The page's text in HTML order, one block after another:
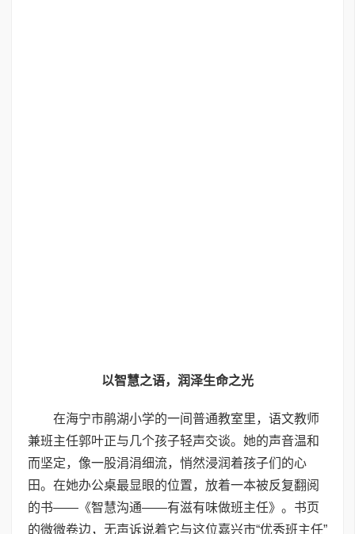
以智慧之语，润泽生命之光
在海宁市鹃湖小学的一间普通教室里，语文教师
兼班主任郭叶正与几个孩子轻声交谈。她的声音温和
而坚定，像一股涓涓细流，悄然浸润着孩子们的心
田。在她办公桌最显眼的位置，放着一本被反复翻阅
的书——《智慧沟通——有滋有味做班主任》。书页
的微微卷边，无声诉说着它与这位嘉兴市“优秀班主任”